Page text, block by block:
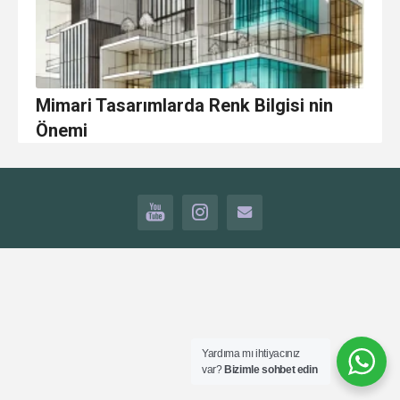
Mimari Tasarımlarda Renk Bilgisi nin
Önemi
YOUTUBEINSTAGRAMİLETİŞİM
Yardıma mı ihtiyacınız
var? Bizimle sohbet edin